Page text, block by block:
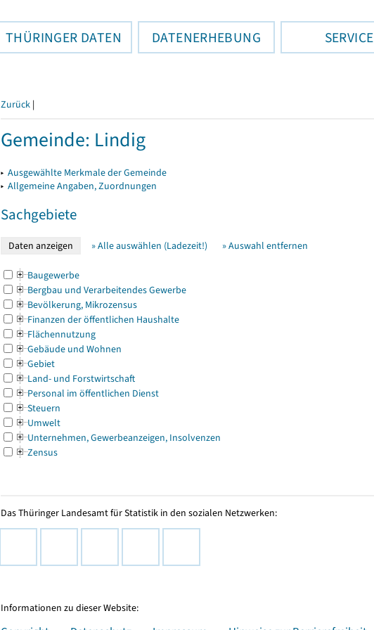
THÜRINGER DATEN DATENERHEBUNG SERVICE
Zurück |
Gemeinde: Lindig
▸ Ausgewählte Merkmale der Gemeinde
▸ Allgemeine Angaben, Zuordnungen
Sachgebiete
» Alle auswählen (Ladezeit!) » Auswahl entfernen
Baugewerbe
Bergbau und Verarbeitendes Gewerbe
Bevölkerung, Mikrozensus
Finanzen der öffentlichen Haushalte
Flächennutzung
Gebäude und Wohnen
Gebiet
Land- und Forstwirtschaft
Personal im öffentlichen Dienst
Steuern
Umwelt
Unternehmen, Gewerbeanzeigen, Insolvenzen
Zensus
Das Thüringer Landesamt für Statistik in den sozialen Netzwerken:
Informationen zu dieser Website: